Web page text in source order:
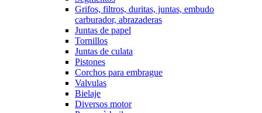
Grifos, filtros, duritas, juntas, embudo
carburador, abrazaderas
Juntas de papel
Tornillos
Juntas de culata
Pistones
Corchos para embrague
Valvulas
Bielaje
Diversos motor